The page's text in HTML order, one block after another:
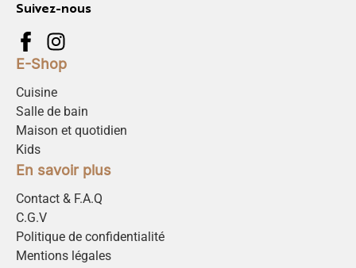
Suivez-nous
E-Shop
Cuisine
Salle de bain
Maison et quotidien
Kids
En savoir plus
Contact & F.A.Q
C.G.V
Politique de confidentialité
Mentions légales